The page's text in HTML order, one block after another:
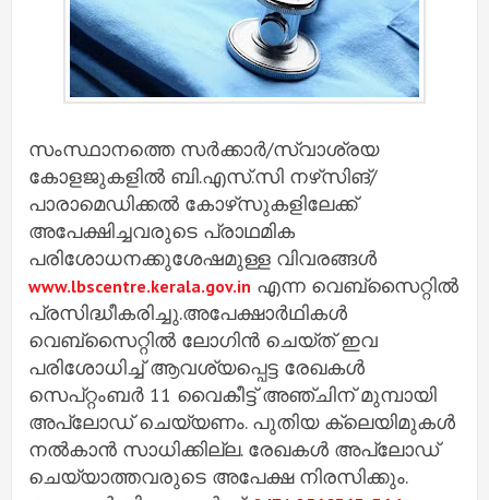
സംസ്ഥാനത്തെ സര്‍ക്കാര്‍/സ്വാശ്രയ
കോളജുകളില്‍ ബി.എസ്.സി നഴ്‌സിങ്/
പാരാമെഡിക്കല്‍ കോഴ്‌സുകളിലേക്ക്
അപേക്ഷിച്ചവരുടെ പ്രാഥമിക
പരിശോധനക്കുശേഷമുള്ള വിവരങ്ങള്‍
www.lbscentre.kerala.gov.in എന്ന വെബ്സൈറ്റില്‍
പ്രസിദ്ധീകരിച്ചു.അപേക്ഷാര്‍ഥികള്‍
വെബ്‌സൈറ്റില്‍ ലോഗിന്‍ ചെയ്ത് ഇവ
പരിശോധിച്ച്‌ ആവശ്യപ്പെട്ട രേഖകള്‍
സെപ്റ്റംബര്‍ 11 വൈകീട്ട് അഞ്ചിന് മുമ്പായി
അപ്‌ലോഡ് ചെയ്യണം. പുതിയ ക്ലെയിമുകള്‍
നല്‍കാന്‍ സാധിക്കില്ല. രേഖകള്‍ അപ്‌ലോഡ്
ചെയ്യാത്തവരുടെ അപേക്ഷ നിരസിക്കും.